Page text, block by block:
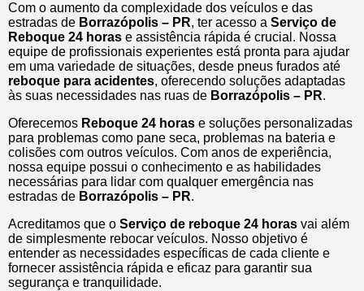
Com o aumento da complexidade dos veículos e das
estradas de Borrazópolis – PR, ter acesso a Serviço de
Reboque 24 horas e assistência rápida é crucial. Nossa
equipe de profissionais experientes está pronta para ajudar
em uma variedade de situações, desde pneus furados até
reboque para acidentes, oferecendo soluções adaptadas
às suas necessidades nas ruas de Borrazópolis – PR.
Oferecemos Reboque 24 horas e soluções personalizadas
para problemas como pane seca, problemas na bateria e
colisões com outros veículos. Com anos de experiência,
nossa equipe possui o conhecimento e as habilidades
necessárias para lidar com qualquer emergência nas
estradas de Borrazópolis – PR.
Acreditamos que o Serviço de reboque 24 horas vai além
de simplesmente rebocar veículos. Nosso objetivo é
entender as necessidades específicas de cada cliente e
fornecer assistência rápida e eficaz para garantir sua
segurança e tranquilidade.